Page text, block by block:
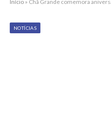
Início » Chã Grande comemora
NOTÍCIAS